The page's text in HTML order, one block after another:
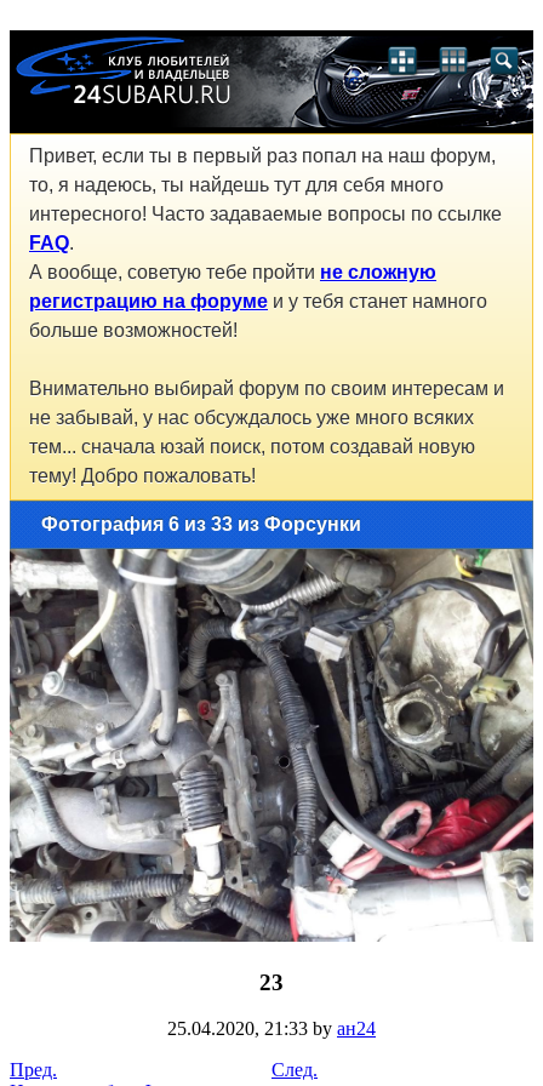
Привет, если ты в первый раз попал на наш форум,
то, я надеюсь, ты найдешь тут для себя много
интересного! Часто задаваемые вопросы по ссылке
FAQ.
А вообще, советую тебе пройти не сложную
регистрацию на форуме и у тебя станет намного
больше возможностей!
Внимательно выбирай форум по своим интересам и
не забывай, у нас обсуждалось уже много всяких
тем... сначала юзай поиск, потом создавай новую
тему! Добро пожаловать!
Фотография 6 из 33 из Форсунки
23
25.04.2020, 21:33 by ан24
Пред.
След.